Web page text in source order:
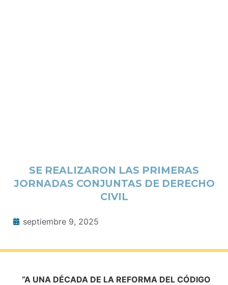
SE REALIZARON LAS PRIMERAS
JORNADAS CONJUNTAS DE DERECHO
CIVIL
septiembre 9, 2025
“A UNA DÉCADA DE LA REFORMA DEL CÓDIGO